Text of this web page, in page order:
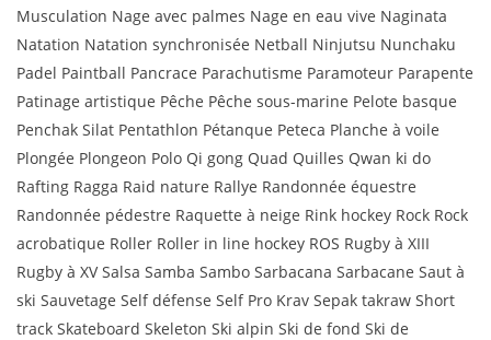
Musculation Nage avec palmes Nage en eau vive Naginata
Natation Natation synchronisée Netball Ninjutsu Nunchaku
Padel Paintball Pancrace Parachutisme Paramoteur Parapente
Patinage artistique Pêche Pêche sous-marine Pelote basque
Penchak Silat Pentathlon Pétanque Peteca Planche à voile
Plongée Plongeon Polo Qi gong Quad Quilles Qwan ki do
Rafting Ragga Raid nature Rallye Randonnée équestre
Randonnée pédestre Raquette à neige Rink hockey Rock Rock
acrobatique Roller Roller in line hockey ROS Rugby à XIII
Rugby à XV Salsa Samba Sambo Sarbacana Sarbacane Saut à
ski Sauvetage Self défense Self Pro Krav Sepak takraw Short
track Skateboard Skeleton Ski alpin Ski de fond Ski de